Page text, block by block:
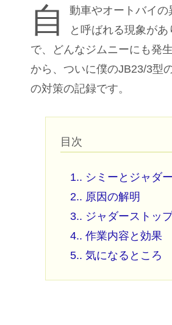
自
動車やオートバイ
と呼ばれる現象が
で、どんなジムニーにも発
から、ついに僕のJB23/3型
の対策の記録です。
目次
1.
シミーとジャダ
2.
原因の解明
3.
ジャダーストッ
4. 作業内容と効果
5. 気になるところ